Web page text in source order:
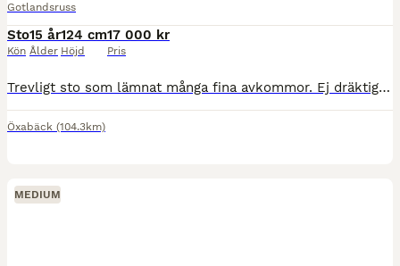
Gotlandsruss
Sto
Kön
15 år
Ålder
124 cm
Höjd
17 000 kr
Pris
Trevligt sto som lämnat många fina avkommor. Ej dräktig nu men trivs bäst att gå i avel. Endast seriösa köpare då hemmet är viktigast.
Öxabäck (104.3km)
MEDIUM